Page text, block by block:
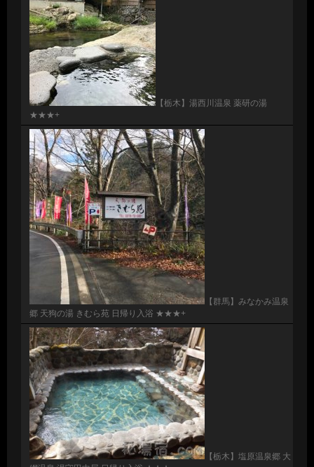
【栃木】湯西川温泉 薬研の湯
★★★+
【群馬】みなかみ温泉
郷 天狗の湯 きむら苑 日帰り入浴 ★★★+
【栃木】塩原温泉郷 大